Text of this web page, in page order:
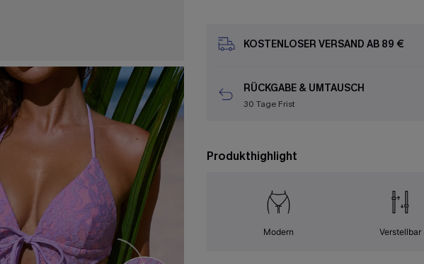
KOSTENLOSER VERSAND AB 89 €
RÜCKGABE & UMTAUSCH
30 Tage Frist
Produkthighlight
Modern Verstellbar